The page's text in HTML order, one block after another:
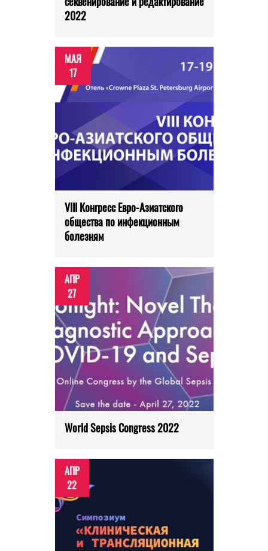
2022
МАЯ
17
VIII Конгресс Евро-Азиатского
общества по инфекционным
болезням
АПР
27
World Sepsis Congress 2022
АПР
22